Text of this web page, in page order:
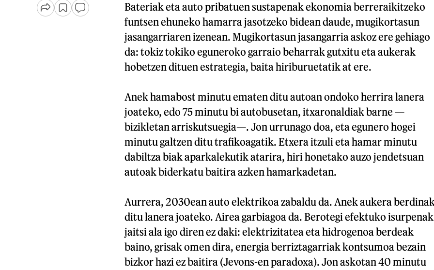
Bateriak eta auto pribatuen sustapenak ekonomia berreraikitzeko
funtsen ehuneko hamarra jasotzeko bidean daude, mugikortasun
jasangarriaren izenean. Mugikortasun jasangarria askoz ere gehiago
da: tokiz tokiko eguneroko garraio beharrak gutxitu eta aukerak
hobetzen dituen estrategia, baita hiriburuetatik at ere.
Anek hamabost minutu ematen ditu autoan ondoko herrira lanera
joateko, edo 75 minutu bi autobusetan, itxaronaldiak barne —
bizikletan arriskutsuegia—. Jon urrunago doa, eta egunero hogei
minutu galtzen ditu trafikoagatik. Etxera itzuli eta hamar minutu
dabiltza biak aparkalekutik atarira, hiri honetako auzo jendetsuan
autoak biderkatu baitira azken hamarkadetan.
Aurrera, 2030ean auto elektrikoa zabaldu da. Anek aukera
ditu lanera joateko. Airea garbiagoa da. Berotegi efektuko isurpenak
jaitsi ala igo diren ez daki: elektrizitatea eta hidrogenoa berdeak
baino, grisak omen dira, energia berriztagarriak kontsumoa bezain
bizkor hazi ez baitira (Jevons-en paradoxa). Jon askotan 40 minutu